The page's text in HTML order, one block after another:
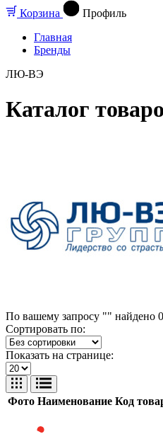
Корзина
Профиль
Главная
Бренды
ЛЮ-ВЭ
Каталог
По вашему запросу "" найдено 0
Сортировать по:
Показать на странице:
Фото Наименование Код